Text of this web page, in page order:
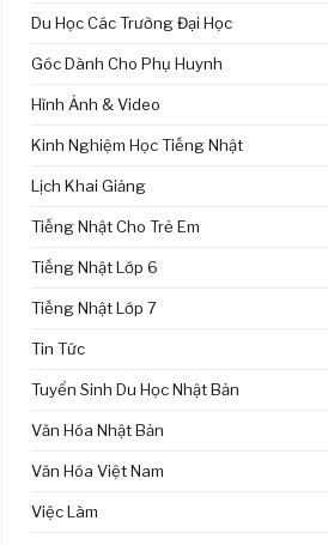
Du Học Các Trường Đại Học
Góc Dành Cho Phụ Huynh
Hình Ảnh & Video
Kinh Nghiệm Học Tiếng Nhật
Lịch Khai Giảng
Tiếng Nhật Cho Trẻ Em
Tiếng Nhật Lớp 6
Tiếng Nhật Lớp 7
Tin Tức
Tuyển Sinh Du Học Nhật Bản
Văn Hóa Nhật Bản
Văn Hóa Việt Nam
Việc Làm